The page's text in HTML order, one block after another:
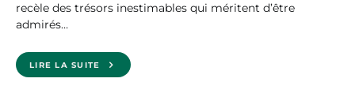
recèle des trésors inestimables qui méritent d’être
admirés…
LIRE LA SUITE